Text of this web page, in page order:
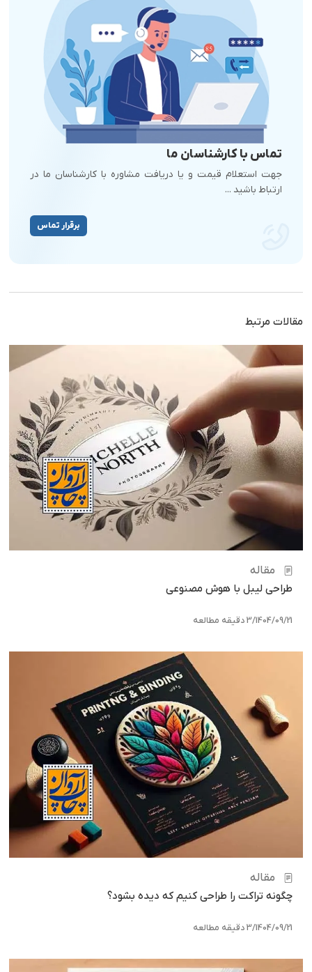
تماس با کارشناسان ما
جهت استعلام قیمت و یا دریافت مشاوره با کارشناسان ما در
ارتباط باشید ...
برقرار تماس
مقالات مرتبط
مقاله
طراحی لیبل با هوش مصنوعی
1404/09/21
/3 دقیقه مطالعه
مقاله
چگونه تراکت را طراحی کنیم که دیده بشود؟
1404/09/21
/3 دقیقه مطالعه